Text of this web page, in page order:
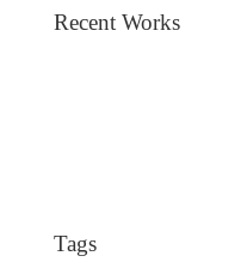
Recent Works
Tags